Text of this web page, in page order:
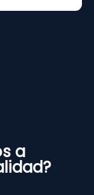
a